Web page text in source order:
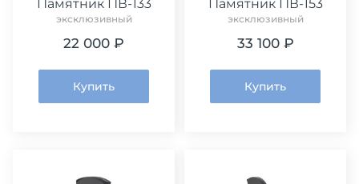
Памятник ПВ-133
эксклюзивный
22 000 ₽
Купить
Памятник ПВ-153
эксклюзивный
33 100 ₽
Купить